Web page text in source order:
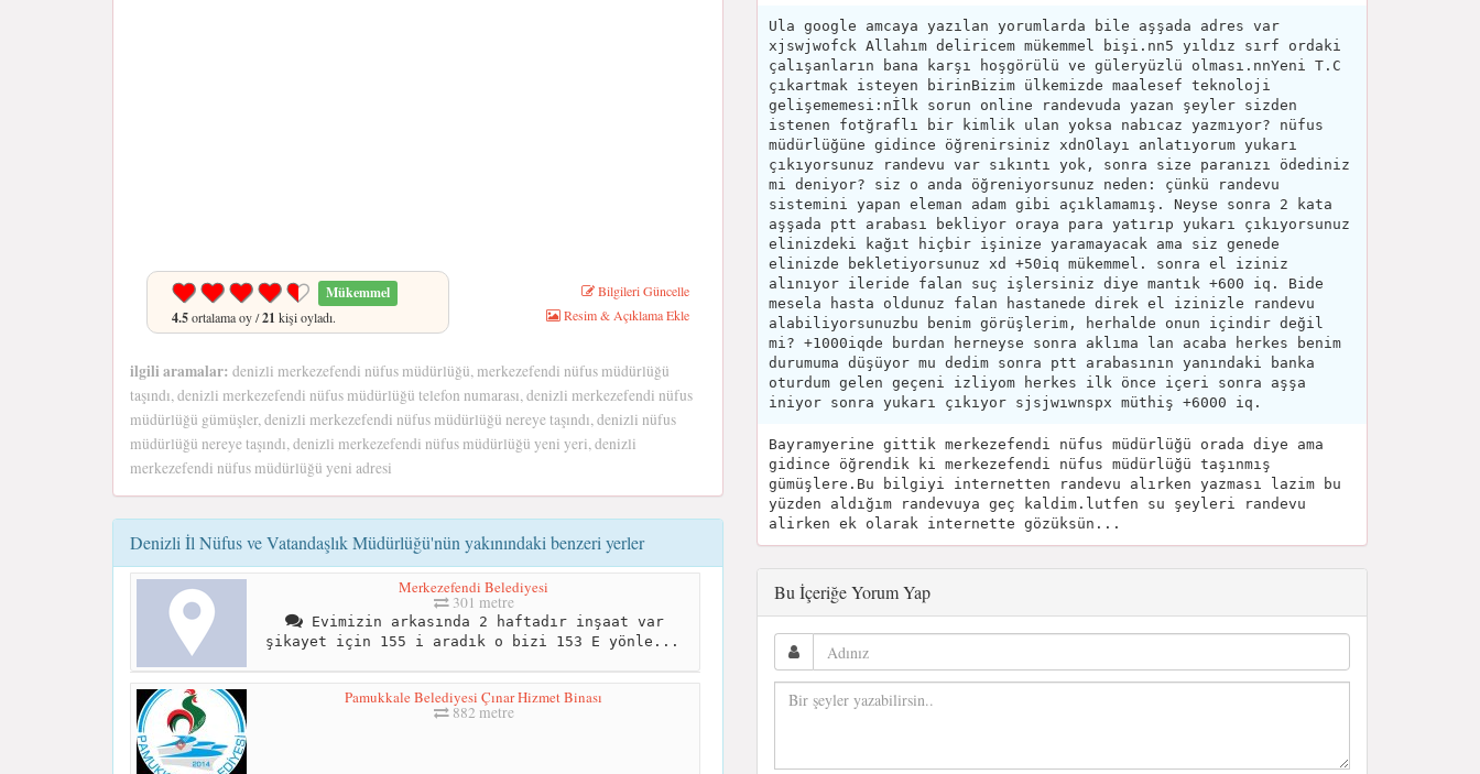
Mükemmel
4.5ortalama oy /21 kişi oyladı.
Bilgileri Güncelle
Resim & Açıklama Ekle
ilgili aramalar: denizli merkezefendi nüfus müdürlüğü, merkezefendi nüfus müdürlüğü
taşındı, denizli merkezefendi nüfus müdürlüğü telefon numarası, denizli merkezefendi nüfus
müdürlüğü gümüşler, denizli merkezefendi nüfus müdürlüğü nereye taşındı, denizli nüfus
müdürlüğü nereye taşındı, denizli merkezefendi nüfus müdürlüğü yeni yeri, denizli
merkezefendi nüfus müdürlüğü yeni adresi
Denizli İl Nüfus ve Vatandaşlık Müdürlüğü'nün yakınındaki benzeri yerler
Merkezefendi Belediyesi
301 metre
Evimizin arkasında 2 haftadır inşaat var
şikayet için 155 i aradık o bizi 153 E yönle...
Pamukkale Belediyesi Çınar Hizmet Binası
882 metre
Ula google amcaya yazılan yorumlarda bile aşşada adres var
xjswjwofck Allahım deliricem mükemmel bişi.nn5 yıldız sırf ordaki
çalışanların bana karşı hoşgörülü ve güleryüzlü olması.nnYeni T.C
çıkartmak isteyen birinBizim ülkemizde maalesef teknoloji
gelişememesi:nİlk sorun online randevuda yazan şeyler sizden
istenen fotğraflı bir kimlik ulan yoksa nabıcaz yazmıyor? nüfus
müdürlüğüne gidince öğrenirsiniz xdnOlayı anlatıyorum yukarı
çıkıyorsunuz randevu var sıkıntı yok, sonra size paranızı ödediniz
mi deniyor? siz o anda öğreniyorsunuz neden: çünkü randevu
sistemini yapan eleman adam gibi açıklamamış. Neyse sonra 2 kata
aşşada ptt arabası bekliyor oraya para yatırıp yukarı çıkıyorsunuz
elinizdeki kağıt hiçbir işinize yaramayacak ama siz genede
elinizde bekletiyorsunuz xd +50iq mükemmel. sonra el iziniz
alınıyor ileride falan suç işlersiniz diye mantık +600 iq. Bide
mesela hasta oldunuz falan hastanede direk el izinizle randevu
alabiliyorsunuzbu benim görüşlerim, herhalde onun içindir değil
mi? +1000iqde burdan herneyse sonra aklıma lan acaba herkes benim
durumuma düşüyor mu dedim sonra ptt arabasının yanındaki banka
oturdum gelen geçeni izliyom herkes ilk önce içeri sonra aşşa
iniyor sonra yukarı çıkıyor sjsjwıwnspx müthiş +6000 iq.
Bayramyerine gittik merkezefendi nüfus müdürlüğü orada diye ama
gidince öğrendik ki merkezefendi nüfus müdürlüğü taşınmış
gümüşlere.Bu bilgiyi internetten randevu alırken yazması lazim bu
yüzden aldığım randevuya geç kaldim.lutfen su şeyleri randevu
alirken ek olarak internette gözüksün...
Bu İçeriğe Yorum Yap